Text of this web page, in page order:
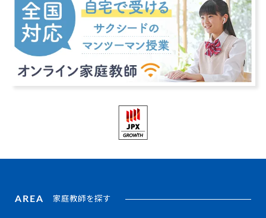
AREA 家庭教師を探す